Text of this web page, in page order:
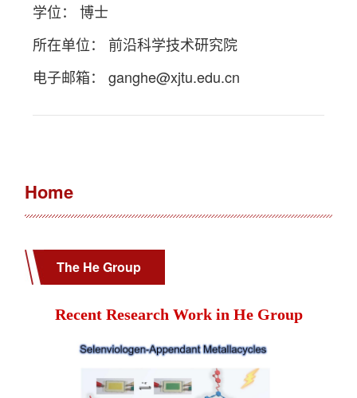
学位： 博士
所在单位： 前沿科学技术研究院
电子邮箱：ganghe@xjtu.edu.cn
Home
The He Group